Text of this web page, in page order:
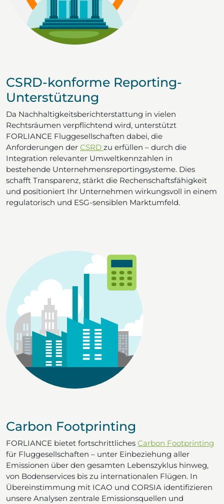
CSRD-konforme Reporting-
Unterstützung
Da Nachhaltigkeitsberichterstattung in vielen
Rechtsräumen verpflichtend wird, unterstützt
FORLIANCE Fluggesellschaften dabei, die
Anforderungen der CSRD zu erfüllen – durch die
Integration relevanter Umweltkennzahlen in
bestehende Unternehmensreportingsysteme. Dies
schafft Transparenz, stärkt die Rechenschaftsfähigkeit
und positioniert Ihr Unternehmen wirkungsvoll in einem
regulatorisch und ESG-sensiblen Marktumfeld.
Carbon Footprinting
FORLIANCE bietet fortschrittliches Carbon Footprinting
für Fluggesellschaften – unter Einbeziehung aller
Emissionen über den gesamten Lebenszyklus hinweg,
von Bodenservices bis zu internationalen Flügen. In
Übereinstimmung mit ICAO und CORSIA identifizieren
unsere Analysen zentrale Emissionsquellen und